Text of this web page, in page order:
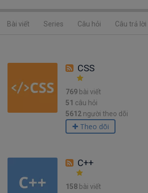
Bài viết Series Câu hỏi Câu trả lời
CSS
769 bài viết
51 câu hỏi
5612 người theo dõi
Theo dõi
C++
158 bài viết